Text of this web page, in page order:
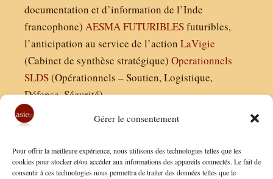
Gérer le consentement
Pour offrir la meilleure expérience, nous utilisons des technologies telles que les
cookies pour stocker et/ou accéder aux informations des appareils connectés. Le fait de
consentir à ces technologies nous permettra de traiter des données telles que le
documentation et d’information de l’Inde
francophone) AESMA FUTURIBLESfuturibles,
l’anticipation au service de l’action LaVigie
(Cabinet de synthèse stratégique) Operationnels
SLDS(Opérationnels – Soutien, Logistique,
Défense, Sécurité)
Finaldées EURL